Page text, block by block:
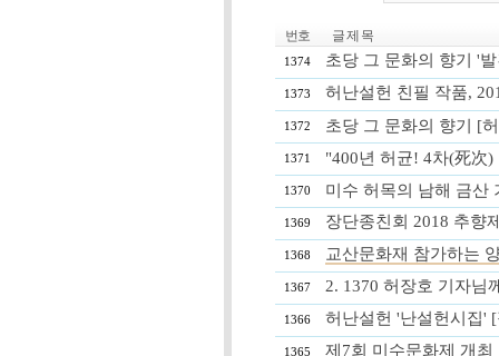
번호 글 제 목
1374 초당 그 문화의 향기 '
1373 허난설헌 친필 작품,
1372 초당 그 문화의 향기 [
1371 "400년 허균! 4차(死次
1370 미수 허목의 남해 금산
1369 장단종친회 2018 추향
1368 교산문화재 참가하는
1367 2. 1370 허장호 기자님
1366 허난설헌 '난설헌시집'
1365 제7회 미수문화제 개최